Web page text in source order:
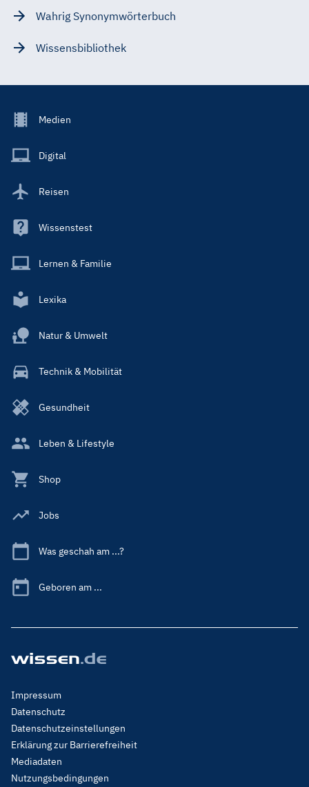
Wahrig Synonymwörterbuch
Wissensbibliothek
Footer
Main
Medien
Digital
Reisen
Wissenstest
Lernen & Familie
Lexika
Natur & Umwelt
Technik & Mobilität
Gesundheit
Leben & Lifestyle
Shop
Jobs
Was geschah am ...?
Geboren am ...
Footer
Menu
Legal
Impressum
Datenschutz
Datenschutzeinstellungen
Erklärung zur Barrierefreiheit
Mediadaten
Nutzungsbedingungen